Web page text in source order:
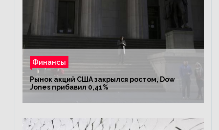
Финансы
Рынок акций США закрылся ростом, Dow
Jones прибавил 0,41%